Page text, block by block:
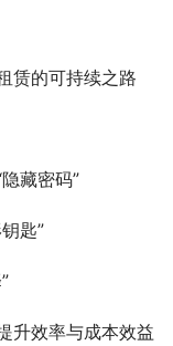
赁的可持续之路
藏密码”
匙”
升效率与成本效益